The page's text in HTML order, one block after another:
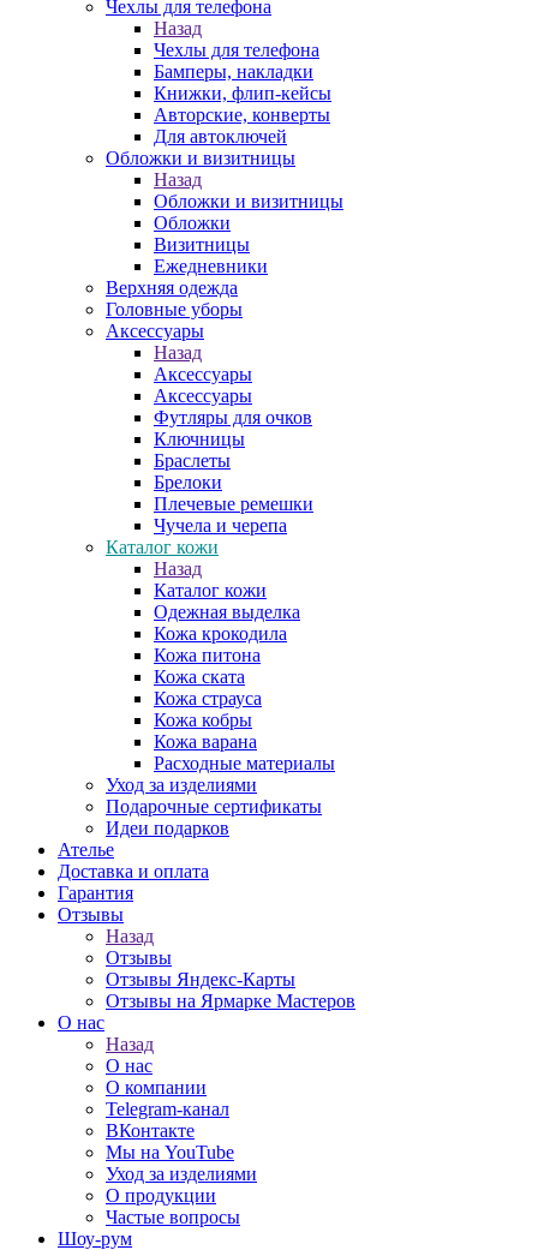
Чехлы для телефона
Назад
Чехлы для телефона
Бамперы, накладки
Книжки, флип-кейсы
Авторские, конверты
Для автоключей
Обложки и визитницы
Назад
Обложки и визитницы
Обложки
Визитницы
Ежедневники
Верхняя одежда
Головные уборы
Аксессуары
Назад
Аксессуары
Аксессуары
Футляры для очков
Ключницы
Браслеты
Брелоки
Плечевые ремешки
Чучела и черепа
Каталог кожи
Назад
Каталог кожи
Одежная выделка
Кожа крокодила
Кожа питона
Кожа ската
Кожа страуса
Кожа кобры
Кожа варана
Расходные материалы
Уход за изделиями
Подарочные сертификаты
Идеи подарков
Ателье
Доставка и оплата
Гарантия
Отзывы
Назад
Отзывы
Отзывы Яндекс-Карты
Отзывы на Ярмарке Мастеров
О нас
Назад
О нас
О компании
Telegram-канал
ВКонтакте
Мы на YouTube
Уход за изделиями
О продукции
Частые вопросы
Шоу-рум